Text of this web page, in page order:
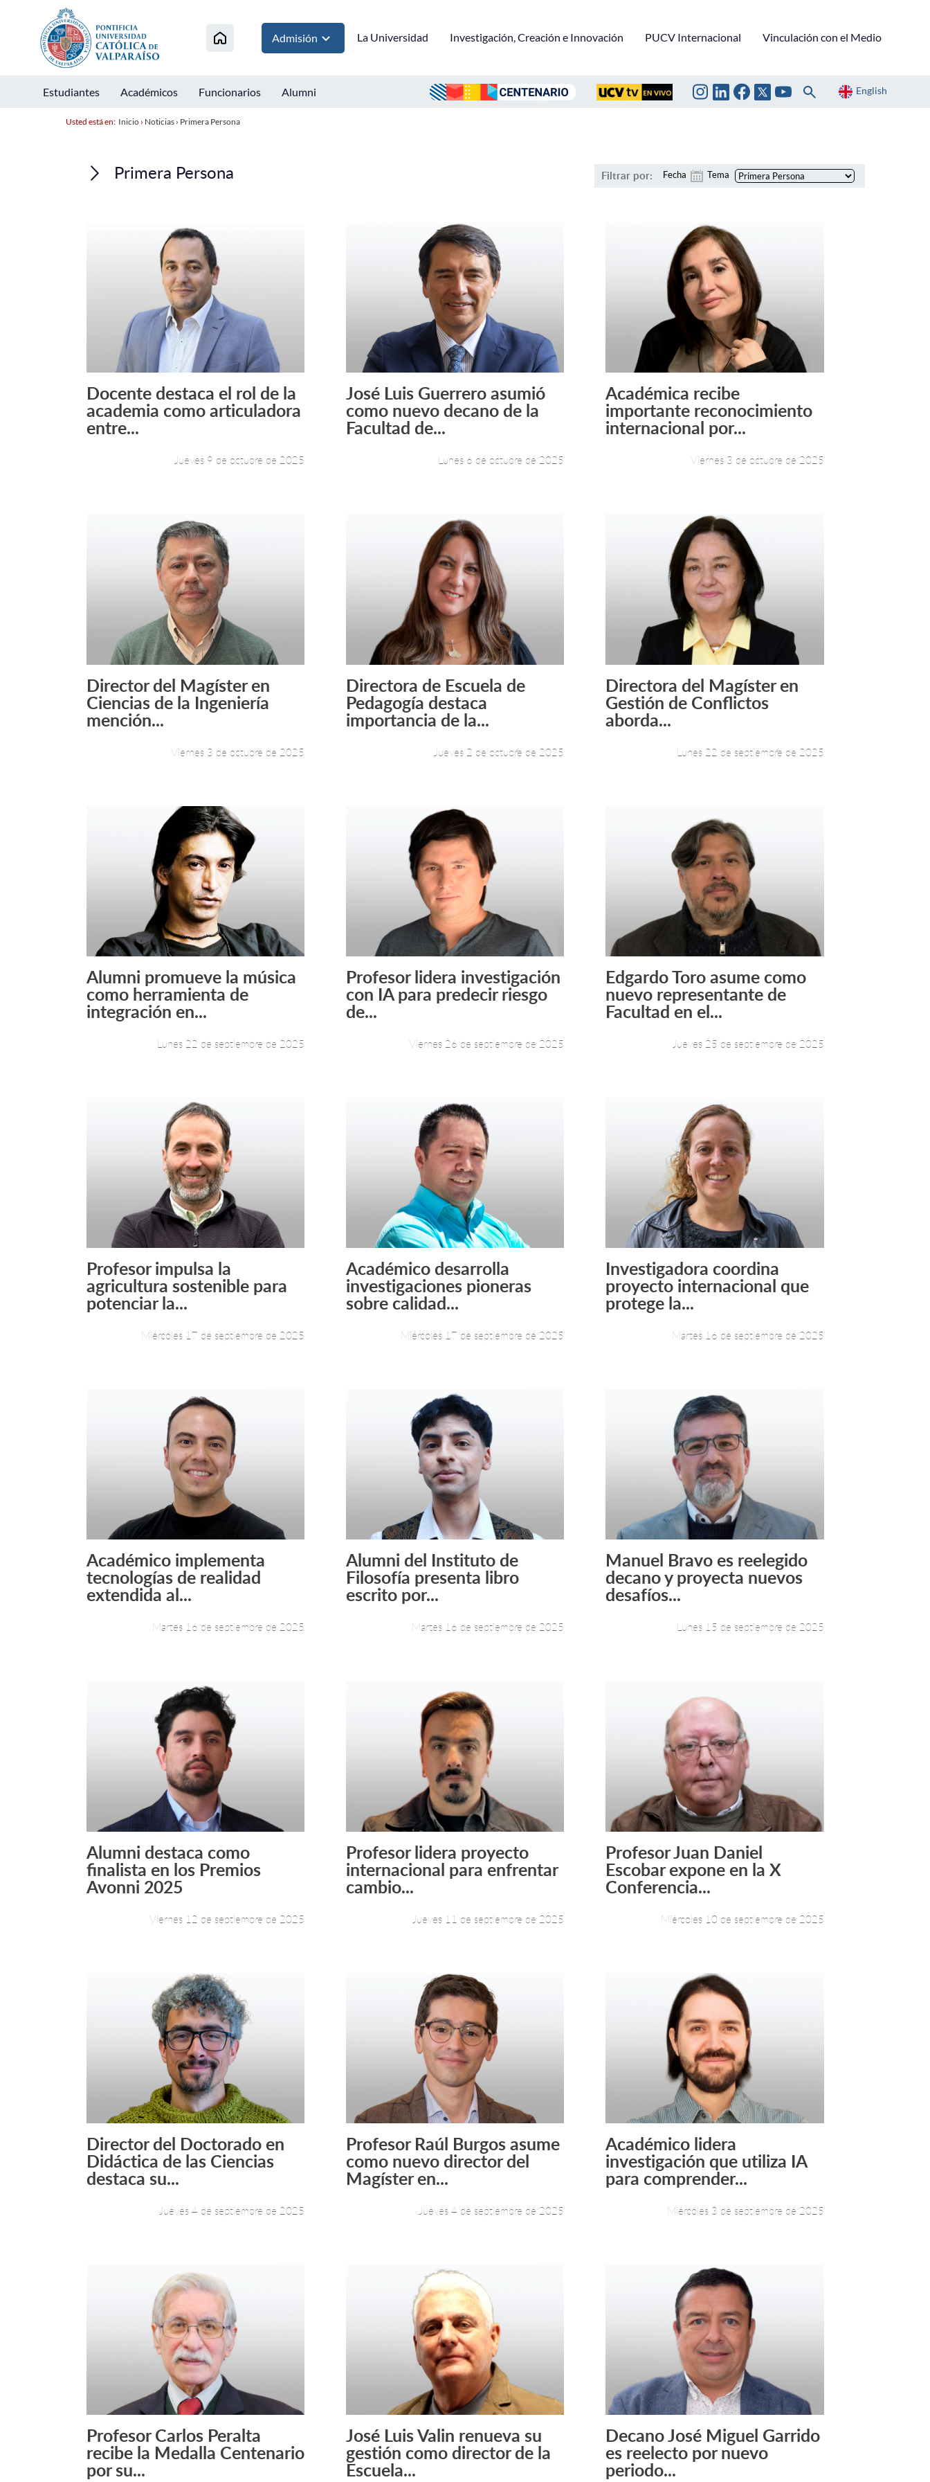
Admisión La Universidad Investigación, Creación e Innovación PUCV Internacional Vinculación con el Medio
Estudiantes Académicos Funcionarios Alumni English
Usted está en: Inicio› Noticias› Primera Persona
Primera Persona Filtrar por: Fecha Tema
Leer más +
Docente destaca el rol de la
academia como articuladora
entre...
Jueves 9 de octubre de 2025
Leer más +
José Luis Guerrero asumió
como nuevo decano de la
Facultad de...
Lunes 6 de octubre de 2025
Leer más +
Académica recibe
importante reconocimiento
internacional por...
Viernes 3 de octubre de 2025
Leer más +
Director del Magíster en
Ciencias de la Ingeniería
mención...
Viernes 3 de octubre de 2025
Leer más +
Directora de Escuela de
Pedagogía destaca
importancia de la...
Jueves 2 de octubre de 2025
Leer más +
Directora del Magíster en
Gestión de Conflictos
aborda...
Lunes 22 de septiembre de 2025
Leer más +
Alumni promueve la música
como herramienta de
integración en...
Lunes 22 de septiembre de 2025
Leer más +
Profesor lidera investigación
con IA para predecir riesgo
de...
Viernes 26 de septiembre de 2025
Leer más +
Edgardo Toro asume como
nuevo representante de
Facultad en el...
Jueves 25 de septiembre de 2025
Leer más +
Profesor impulsa la
agricultura sostenible para
potenciar la...
Miércoles 17 de septiembre de 2025
Leer más +
Académico desarrolla
investigaciones pioneras
sobre calidad...
Miércoles 17 de septiembre de 2025
Leer más +
Investigadora coordina
proyecto internacional que
protege la...
Martes 16 de septiembre de 2025
Leer más +
Académico implementa
tecnologías de realidad
extendida al...
Martes 16 de septiembre de 2025
Leer más +
Alumni del Instituto de
Filosofía presenta libro
escrito por...
Martes 16 de septiembre de 2025
Leer más +
Manuel Bravo es reelegido
decano y proyecta nuevos
desafíos...
Lunes 15 de septiembre de 2025
Leer más +
Alumni destaca como
finalista en los Premios
Avonni 2025
Viernes 12 de septiembre de 2025
Leer más +
Profesor lidera proyecto
internacional para enfrentar
cambio...
Jueves 11 de septiembre de 2025
Leer más +
Profesor Juan Daniel
Escobar expone en la X
Conferencia...
Miércoles 10 de septiembre de 2025
Leer más +
Director del Doctorado en
Didáctica de las Ciencias
destaca su...
Jueves 4 de septiembre de 2025
Leer más +
Profesor Raúl Burgos asume
como nuevo director del
Magíster en...
Jueves 4 de septiembre de 2025
Leer más +
Académico lidera
investigación que utiliza IA
para comprender...
Miércoles 3 de septiembre de 2025
Leer más +
Profesor Carlos Peralta
recibe la Medalla Centenario
por su...
Leer más +
José Luis Valin renueva su
gestión como director de la
Escuela...
Leer más +
Decano José Miguel Garrido
es reelecto por nuevo
periodo...